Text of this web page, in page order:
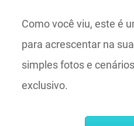
Como você viu, este é
para acrescentar na
simples fotos e
exclusivo.